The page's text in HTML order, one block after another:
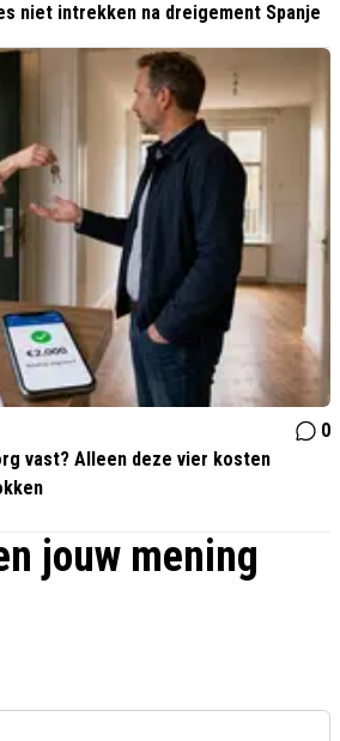
niet intrekken na dreigement Spanje
0
vast? Alleen deze vier kosten
jouw mening